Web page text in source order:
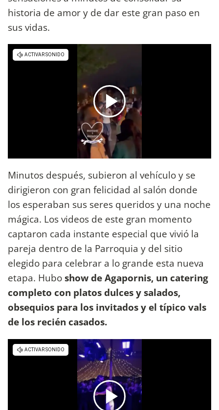
historia de amor y de dar este gran paso en
sus vidas.
Minutos después, subieron al vehículo y se
dirigieron con gran felicidad al salón donde
los esperaban sus seres queridos y una noche
mágica. Los videos de este gran momento
captaron cada instante especial que vivió la
pareja dentro de la Parroquia y del sitio
elegido para celebrar a lo grande esta nueva
etapa. Huboshow de Agapornis, un catering
completo con platos dulces y salados,
obsequios para los invitados y el típico vals
de los recién casados.